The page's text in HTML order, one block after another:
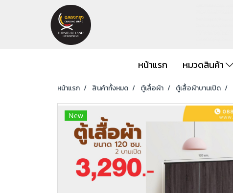
หน้าแรก หมวดสินค้า
หน้าแรก สินค้าทั้งหมด ตู้เสื้อผ้า ตู้เสื้อผ้าบานเปิด
New